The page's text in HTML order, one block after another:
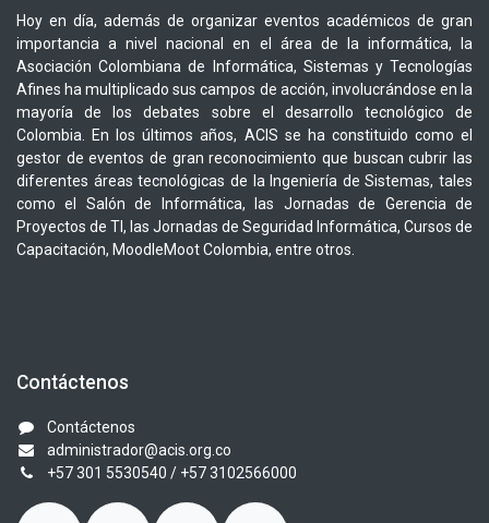
Hoy en día, además de organizar eventos académicos de gran
importancia a nivel nacional en el área de la informática, la
Asociación Colombiana de Informática, Sistemas y Tecnologías
Afines ha multiplicado sus campos de acción, involucrándose en la
mayoría de los debates sobre el desarrollo tecnológico de
Colombia. En los últimos años, ACIS se ha constituido como el
gestor de eventos de gran reconocimiento que buscan cubrir las
diferentes áreas tecnológicas de la Ingeniería de Sistemas, tales
como el Salón de Informática, las Jornadas de Gerencia de
Proyectos de TI, las Jornadas de Seguridad Informática, Cursos de
Capacitación, MoodleMoot Colombia, entre otros.
Contáctenos
Contáctenos
administrador@acis.org.co
+57 301 5530540 / +57 3102566000